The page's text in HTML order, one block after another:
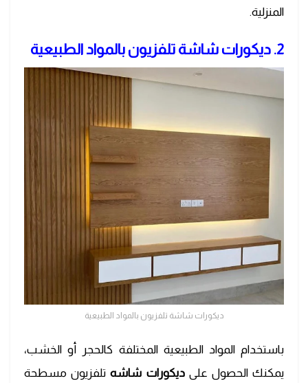
المنزلية.
2. ديكورات شاشة تلفزيون بالمواد الطبيعية
ديكورات شاشة تلفزيون بالمواد الطبيعية
باستخدام المواد الطبيعية المختلفة كالحجر أو الخشب،
يمكنك الحصول علىديكورات شاشهتلفزيون مسطحة